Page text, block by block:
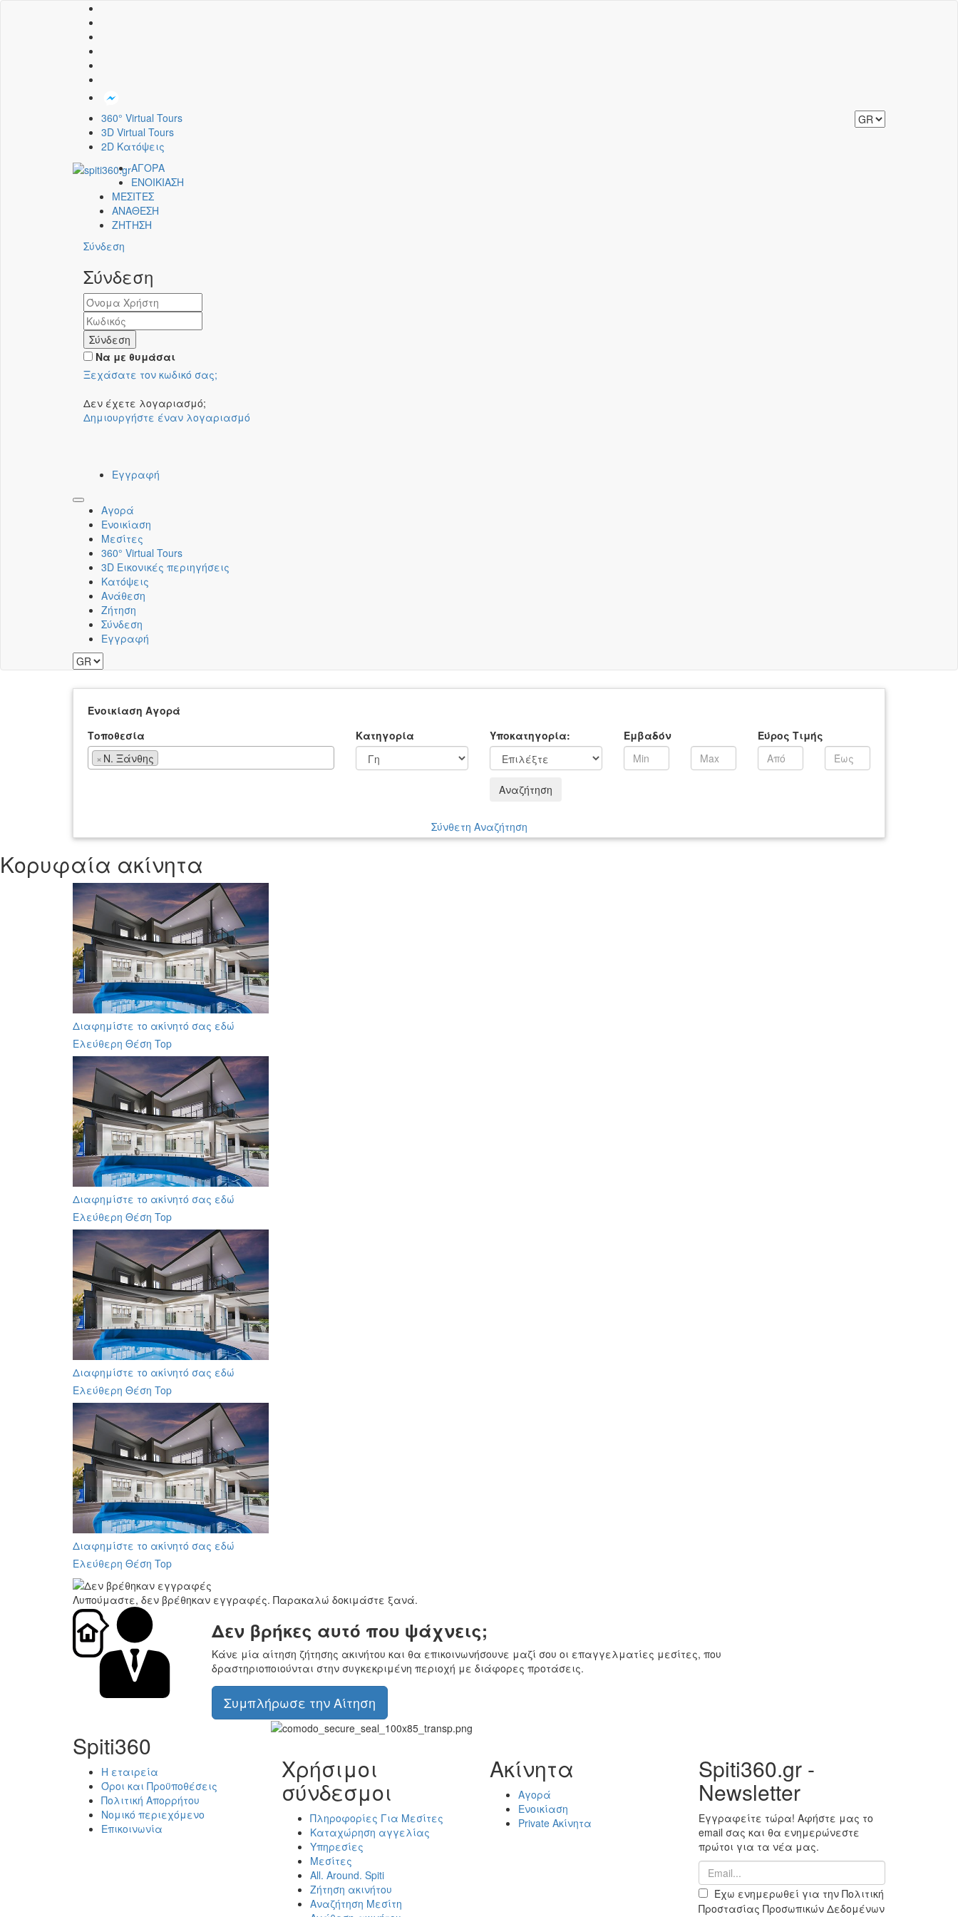
360° Virtual Tours
3D Virtual Tours
2D Κατόψεις
ΑΓΟΡΑ
ΕΝΟΙΚΙΑΣΗ
ΜΕΣΙΤΕΣ
ΑΝΑΘΕΣΗ
ΖΗΤΗΣΗ
Σύνδεση
Σύνδεση
Σύνδεση
Να με θυμάσαι
Ξεχάσατε τον κωδικό σας;
Δεν έχετε λογαριασμό;
Δημιουργήστε έναν λογαριασμό
Εγγραφή
Toggle
navigation
Αγορά
Ενοικίαση
Μεσίτες
360° Virtual Tours
3D Εικονικές περιηγήσεις
Κατόψεις
Ανάθεση
Ζήτηση
Σύνδεση
Εγγραφή
Ενοικίαση Αγορά
Τοποθεσία
× Ν. Ξάνθης
Κατηγορία Υποκατηγορία: Εμβαδόν Εύρος Τιμής
Αναζήτηση
Σύνθετη Αναζήτηση
Κορυφαία ακίνητα
Διαφημίστε το ακίνητό σας εδώ
Ελεύθερη Θέση Top
Διαφημίστε το ακίνητό σας εδώ
Ελεύθερη Θέση Top
Διαφημίστε το ακίνητό σας εδώ
Ελεύθερη Θέση Top
Διαφημίστε το ακίνητό σας εδώ
Ελεύθερη Θέση Top
Λυπούμαστε, δεν βρέθηκαν εγγραφές. Παρακαλώ δοκιμάστε ξανά.
Δεν βρήκες αυτό που ψάχνεις;
Κάνε μία αίτηση ζήτησης ακινήτου και θα επικοινωνήσουνε μαζί σου οι επαγγελματίες μεσίτες, που
δραστηριοποιούνται στην συγκεκριμένη περιοχή με διάφορες προτάσεις.
Συμπλήρωσε την Αίτηση
Spiti360
Η εταιρεία
Όροι και Προϋποθέσεις
Πολιτική Απορρήτου
Νομικό περιεχόμενο
Επικοινωνία
Χρήσιμοι
σύνδεσμοι
Πληροφορίες Για Μεσίτες
Καταχώρηση αγγελίας
Υπηρεσίες
Μεσίτες
All. Around. Spiti
Ζήτηση ακινήτου
Αναζήτηση Μεσίτη
Ακίνητα
Αγορά
Ενοικίαση
Private Ακίνητα
Spiti360.gr -
Newsletter
Εγγραφείτε τώρα! Αφήστε μας το
email σας και θα ενημερώνεστε
πρώτοι για τα νέα μας.
Έχω ενημερωθεί για την Πολιτική
Προστασίας Προσωπικών Δεδομένων